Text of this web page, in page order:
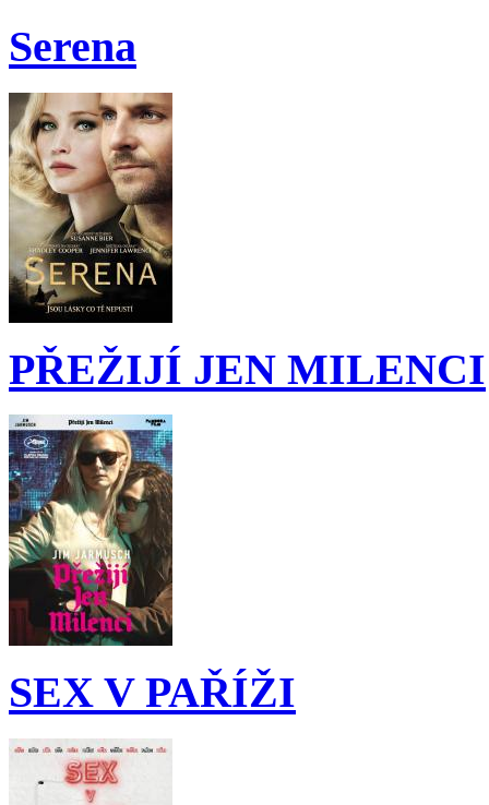
Serena
PŘEŽIJÍ JEN MILENCI
SEX V PAŘÍŽI